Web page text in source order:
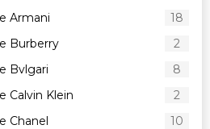
Armani
18
Burberry
2
Bvlgari
8
Calvin Klein
2
Chanel
10